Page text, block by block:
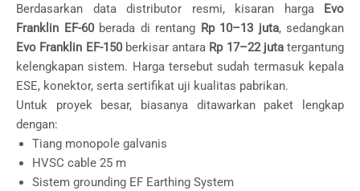
Berdasarkan data distributor resmi, kisaran harga
Evo
Franklin EF-60berada di rentang Rp 10–13 juta, sedangkan
Evo Franklin EF-150berkisar antara Rp 17–22 jutatergantung
kelengkapan sistem. Harga tersebut sudah termasuk kepala
ESE, konektor, serta sertifikat uji kualitas pabrikan.
Untuk proyek besar, biasanya ditawarkan paket lengkap
dengan:
Tiang monopole galvanis
HVSC cable 25 m
Sistem grounding EF Earthing System